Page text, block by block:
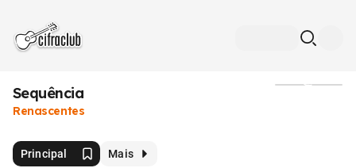
Sequência
Renascentes
Principal Mais